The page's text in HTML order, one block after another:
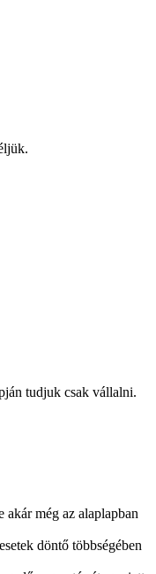
tudjuk csak vállalni.
még az alaplapban
döntő többségében